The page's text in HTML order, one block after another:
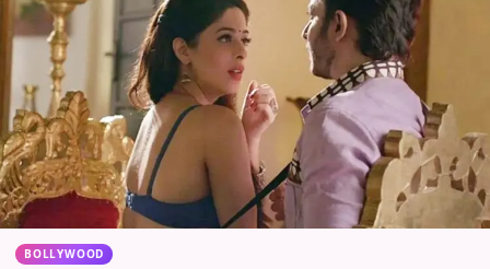
BOLLYWOOD